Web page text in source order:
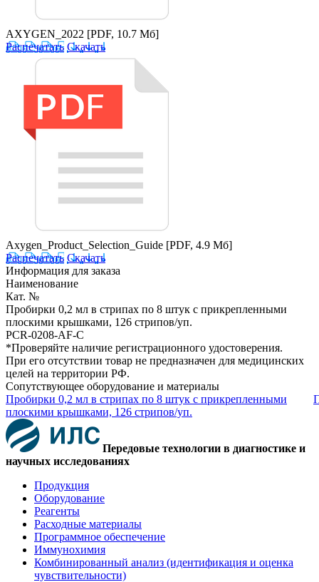
AXYGEN_2022 [PDF, 10.7 Мб]
Распечатать Скачать
Axygen_Product_Selection_Guide [PDF, 4.9 Мб]
Распечатать Скачать
Информация для заказа
Наименование
Кат. №
Пробирки 0,2 мл в стрипах по 8 штук с прикрепленными
плоскими крышками, 126 стрипов/уп.
PCR-0208-AF-C
*Проверяйте наличие регистрационного удостоверения.
При его отсутствии товар не предназначен для медицинских
целей на территории РФ.
Сопутствующее оборудование и материалы
Пробирки 0,2 мл в стрипах по 8 штук с прикрепленными
плоскими крышками, 126 стрипов/уп.
Передовые технологии в диагностике и
научных исследованиях
Продукция
Оборудование
Реагенты
Расходные материалы
Программное обеспечение
Иммунохимия
Комбинированный анализ (идентификация и оценка
чувствительности)